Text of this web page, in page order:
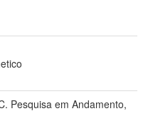
Pesquisa em Andamento,